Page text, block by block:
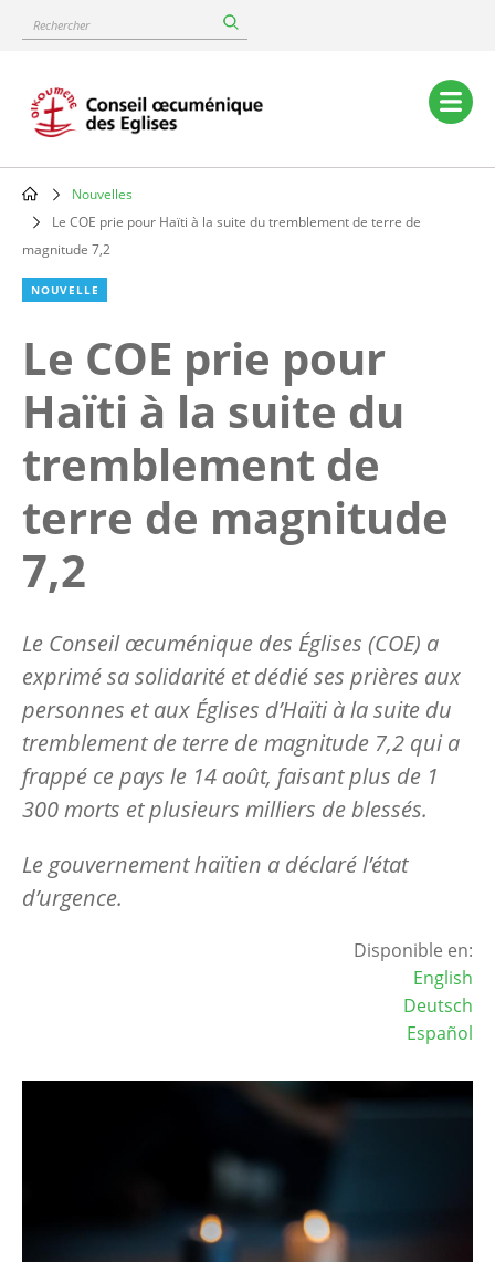
content
Rechercher
Main
navigation
Breadcrumb
Nouvelles
Le COE prie pour Haïti à la suite du tremblement de terre de
magnitude 7,2
NOUVELLE
Le COE prie pour
Haïti à la suite du
tremblement de
terre de magnitude
7,2
Le Conseil œcuménique des Églises (COE) a
exprimé sa solidarité et dédié ses prières aux
personnes et aux Églises d’Haïti à la suite du
tremblement de terre de magnitude 7,2 qui a
frappé ce pays le 14 août, faisant plus de 1
300 morts et plusieurs milliers de blessés.
Le gouvernement haïtien a déclaré l’état
d’urgence.
Disponible en:
English
Deutsch
Español